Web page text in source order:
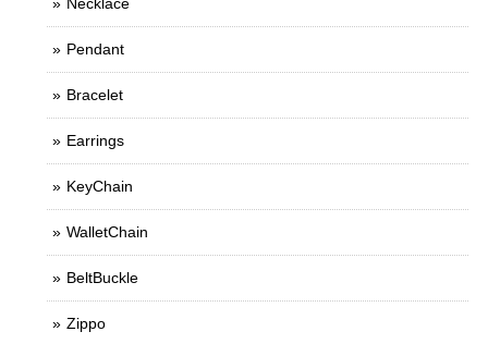
Necklace
Pendant
Bracelet
Earrings
KeyChain
WalletChain
BeltBuckle
Zippo